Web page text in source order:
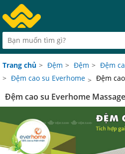
Trang chủ > Đệm > Đệm > Đệm
> Đệm cao su Everhome > Đệm
Đệm cao su Everhome Massage